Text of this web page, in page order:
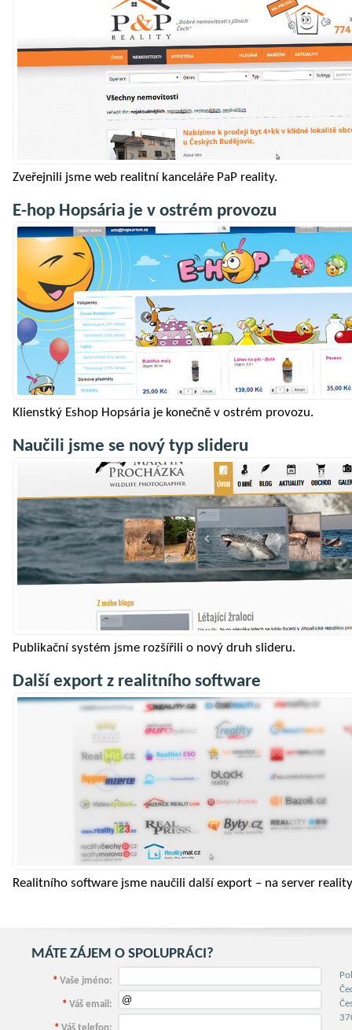
Zveřejnili jsme web realitní kanceláře PaP reality.
E-hop Hopsária je v ostrém provozu
Klienstký Eshop Hopsária je konečně v ostrém provozu.
Naučili jsme se nový typ slideru
Publikační systém jsme rozšířili o nový druh slideru.
Další export z realitního software
Realitního software jsme naučili další export – na server
MÁTE ZÁJEM O SPOLUPRÁCI?
* Vaše jméno:
* Váš email:
* Váš telefon: